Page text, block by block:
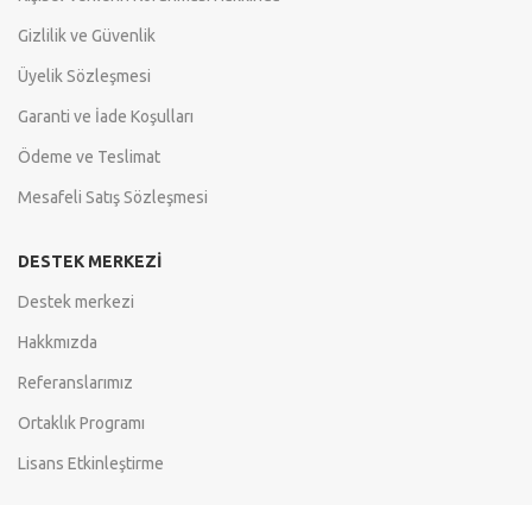
Gizlilik ve Güvenlik
Üyelik Sözleşmesi
Garanti ve İade Koşulları
Ödeme ve Teslimat
Mesafeli Satış Sözleşmesi
DESTEK MERKEZI
Destek merkezi
Hakkmızda
Referanslarımız
Ortaklık Programı
Lisans Etkinleştirme